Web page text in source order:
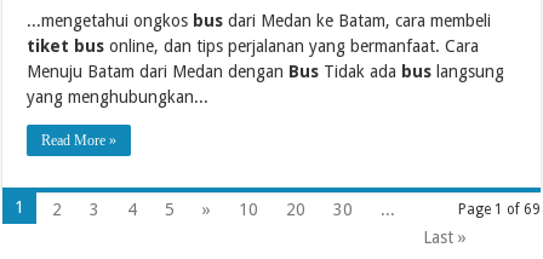
...mengetahui ongkos bus dari Medan ke Batam, cara membeli
tiket bus online, dan tips perjalanan yang bermanfaat. Cara
Menuju Batam dari Medan dengan Bus Tidak ada bus langsung
yang menghubungkan...
Read More »
Page 1 of 69
1 2 3 4 5 » 10 20 30
...
Last »